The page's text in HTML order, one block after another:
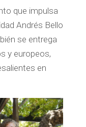
que impulsa
Andrés Bello
se entrega
y europeos,
en